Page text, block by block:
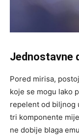
Jednostavne
Pored mirisa,
koje se mogu lako
repelent od biljnog
tri komponente
ne dobije blaga